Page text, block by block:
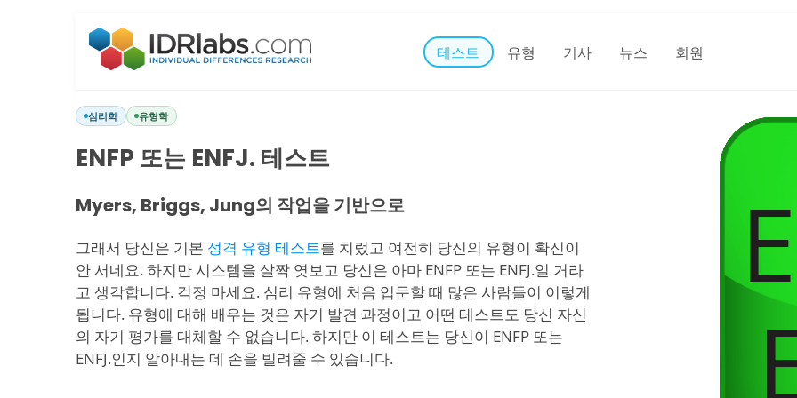
테스트 유형 기사 뉴스 회원
심리학 유형학
ENFP 또는 ENFJ. 테스트
Myers, Briggs, Jung의 작업을 기반으로
그래서 당신은 기본 성격 유형 테스트를 치렀고 여전히 당신의 유형이 확신이
안 서네요. 하지만 시스템을 살짝 엿보고 당신은 아마 ENFP 또는 ENFJ.일 거라
고 생각합니다. 걱정 마세요. 심리 유형에 처음 입문할 때 많은 사람들이 이렇게
됩니다. 유형에 대해 배우는 것은 자기 발견 과정이고 어떤 테스트도 당신 자신
의 자기 평가를 대체할 수 없습니다. 하지만 이 테스트는 당신이 ENFP 또는
ENFJ.인지 알아내는 데 손을 빌려줄 수 있습니다.